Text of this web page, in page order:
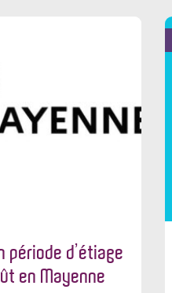
période d’étiage
en Mayenne